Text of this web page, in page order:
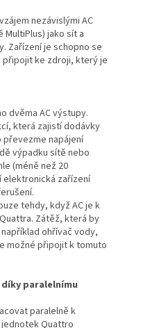
nezávislými AC
jako sít a
Zařízení je schopno se
ke zdroji, který je
dvěma AC výstupy.
která zajistí dodávky
napájení
výpadku sítě nebo
(méně než 20
elektronická zařízení
tehdy, když AC je k
Zátěž, která by
ohřívač vody,
možné připojit k tomuto
paralelnímu
paralelně k
Quattro